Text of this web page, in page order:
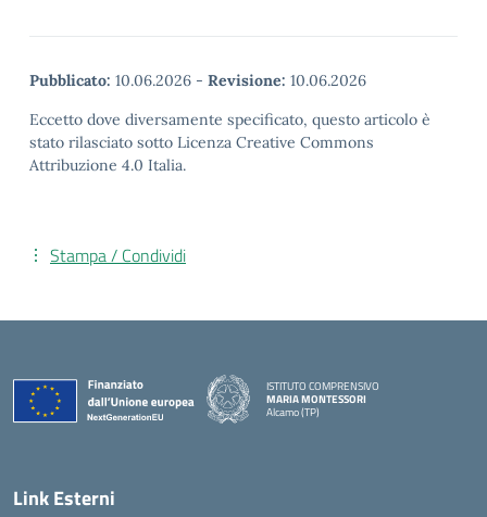
Pubblicato: 10.06.2026 - Revisione: 10.06.2026
Eccetto dove diversamente specificato, questo articolo è
stato rilasciato sotto Licenza Creative Commons
Attribuzione 4.0 Italia.
Stampa / Condividi
ISTITUTO COMPRENSIVO
MARIA MONTESSORI
Alcamo (TP)
Link Esterni